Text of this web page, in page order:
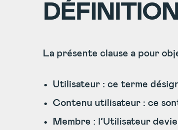
La présente clause a pour
Utilisateur : ce terme
Contenu utilisateur : ce
Membre : l’Utilisateur